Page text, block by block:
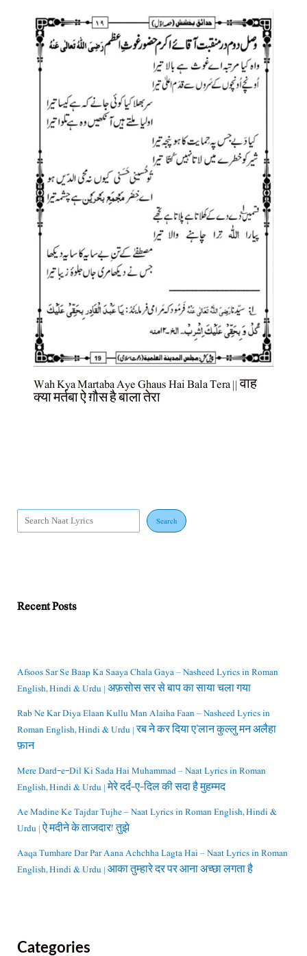
Wah Kya Martaba Aye Ghaus Hai Bala Tera || वाह
क्या मर्तबा ऐ ग़ौस है बाला तेरा
Search
Recent Posts
Afsoos Sar Se Baap Ka Saaya Chala Gaya – Nasheed Lyrics in Roman
English, Hindi & Urdu | अफ़सोस सर से बाप का साया चला गया
Rab Ne Kar Diya Elaan Kullu Man Alaiha Faan – Nasheed Lyrics in
Roman English, Hindi & Urdu | रब ने कर दिया ए’लान कुल्लु मन अलैहा
फ़ान
Mere Dard-e-Dil Ki Sada Hai Muhammad – Naat Lyrics in Roman
English, Hindi & Urdu | मेरे दर्द-ए-दिल की सदा है मुहम्मद
Ae Madine Ke Tajdar Tujhe – Naat Lyrics in Roman English, Hindi &
Urdu | ऐ मदीने के ताजदार! तुझे
Aaqa Tumhare Dar Par Aana Achchha Lagta Hai – Naat Lyrics in Roman
English, Hindi & Urdu | आका तुम्हारे दर पर आना अच्छा लगता है
Categories